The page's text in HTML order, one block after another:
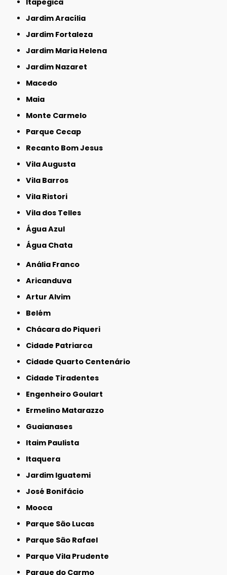
Jardim Aracília
Jardim Fortaleza
Jardim Maria Helena
Jardim Nazaret
Macedo
Maia
Monte Carmelo
Parque Cecap
Recanto Bom Jesus
Vila Augusta
Vila Barros
Vila Ristori
Vila dos Telles
Água Azul
Água Chata
Anália Franco
Aricanduva
Artur Alvim
Belém
Chácara do Piqueri
Cidade Patriarca
Cidade Quarto Centenário
Cidade Tiradentes
Engenheiro Goulart
Ermelino Matarazzo
Guaianases
Itaim Paulista
Itaquera
Jardim Iguatemi
José Bonifácio
Mooca
Parque São Lucas
Parque São Rafael
Parque Vila Prudente
Parque do Carmo